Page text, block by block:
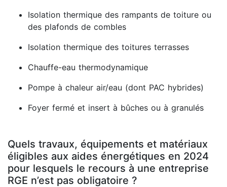
Isolation thermique des rampants de toiture ou
des plafonds de combles
Isolation thermique des toitures terrasses
Chauffe-eau thermodynamique
Pompe à chaleur air/eau (dont PAC hybrides)
Foyer fermé et insert à bûches ou à granulés
Quels travaux, équipements et matériaux
éligibles aux aides énergétiques en 2024
pour lesquels le recours à une entreprise
RGE n’est pas obligatoire ?